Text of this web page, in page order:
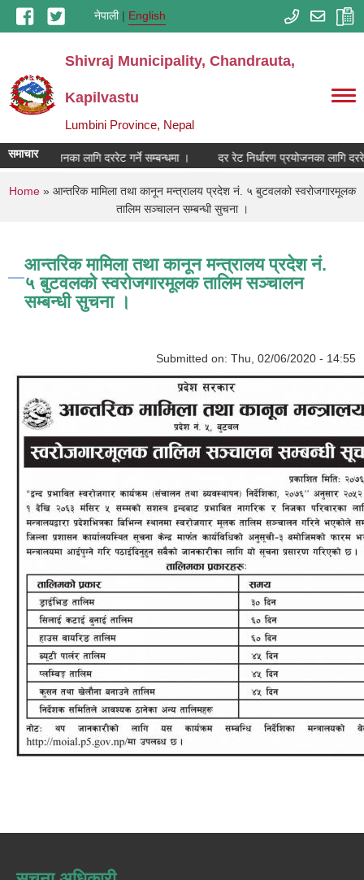
Skip to main contentनेपाली English
Shivraj Municipality, Chandrauta,
Kapilvastu
Lumbini Province, Nepal
समाचारप्रयोजनका लागि दररेट गर्ने सम्बन्धमा । दर रेट निर्धारण प्रयोजनका लागि
You are here
Home» आन्तरिक मामिला तथा कानून मन्त्रालय प्रदेश नं. ५ बुटवलको स्वरोजगारमूलक
तालिम सञ्चालन सम्बन्धी सुचना ।
आन्तरिक मामिला तथा कानून मन्त्रालय प्रदेश नं.
५ बुटवलको स्वरोजगारमूलक तालिम सञ्चालन
सम्बन्धी सुचना ।
Submitted on: Thu, 02/06/2020 - 14:55